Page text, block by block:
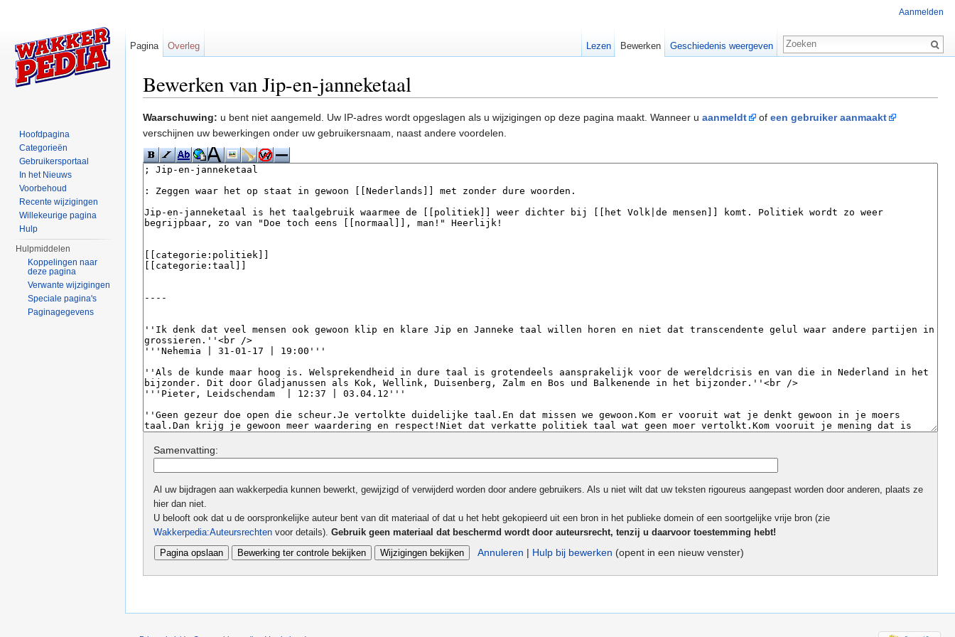
Bewerken van Jip-en-janneketaal
Waarschuwing: u bent niet aangemeld. Uw IP-adres wordt opgeslagen als u wijzigingen op deze pagina maakt. Wanneer u aanmeldt of een gebruiker aanmaakt
verschijnen uw bewerkingen onder uw gebruikersnaam, naast andere voordelen.
Samenvatting:
Al uw bijdragen aan wakkerpedia kunnen bewerkt, gewijzigd of verwijderd worden door andere gebruikers. Als u niet wilt dat uw teksten rigoureus aangepast worden door anderen, plaats ze
hier dan niet.
U belooft ook dat u de oorspronkelijke auteur bent van dit materiaal of dat u het hebt gekopieerd uit een bron in het publieke domein of een soortgelijke vrije bron (zie
Wakkerpedia:Auteursrechten voor details). Gebruik geen materiaal dat beschermd wordt door auteursrecht, tenzij u daarvoor toestemming hebt!
Annuleren | Hulp bij bewerken (opent in een nieuw venster)
Aanmelden
Pagina Overleg Lezen Bewerken Geschiedenis weergeven
Hoofdpagina
Categorieën
Gebruikersportaal
In het Nieuws
Voorbehoud
Recente wijzigingen
Willekeurige pagina
Hulp
Hulpmiddelen
Koppelingen naar
deze pagina
Verwante wijzigingen
Speciale pagina's
Paginagegevens